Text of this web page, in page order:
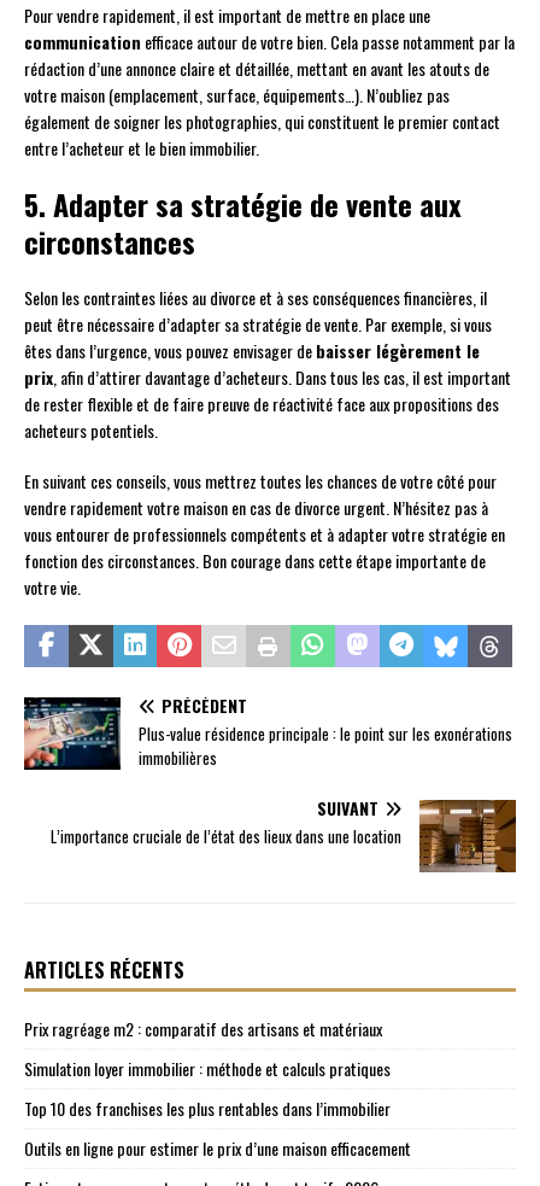
Pour vendre rapidement, il est important de mettre en place une
communication efficace autour de votre bien. Cela passe notamment par la
rédaction d’une annonce claire et détaillée, mettant en avant les atouts de
votre maison (emplacement, surface, équipements…). N’oubliez pas
également de soigner les photographies, qui constituent le premier contact
entre l’acheteur et le bien immobilier.
5. Adapter sa stratégie de vente aux
circonstances
Selon les contraintes liées au divorce et à ses conséquences financières, il
peut être nécessaire d’adapter sa stratégie de vente. Par exemple, si vous
êtes dans l’urgence, vous pouvez envisager debaisser légèrement le
prix , afin d’attirer davantage d’acheteurs. Dans tous les cas, il est important
de rester flexible et de faire preuve de réactivité face aux propositions des
acheteurs potentiels.
En suivant ces conseils, vous mettrez toutes les chances de votre côté pour
vendre rapidement votre maison en cas de divorce urgent. N’hésitez pas à
vous entourer de professionnels compétents et à adapter votre stratégie en
fonction des circonstances. Bon courage dans cette étape importante de
votre vie.
PRÉCÉDENT
Plus-value résidence principale : le point sur les exonérations
immobilières
SUIVANT
L’importance cruciale de l’état des lieux dans une location
ARTICLES RÉCENTS
Prix ragréage m2 : comparatif des artisans et matériaux
Simulation loyer immobilier : méthode et calculs pratiques
Top 10 des franchises les plus rentables dans l’immobilier
Outils en ligne pour estimer le prix d’une maison efficacement